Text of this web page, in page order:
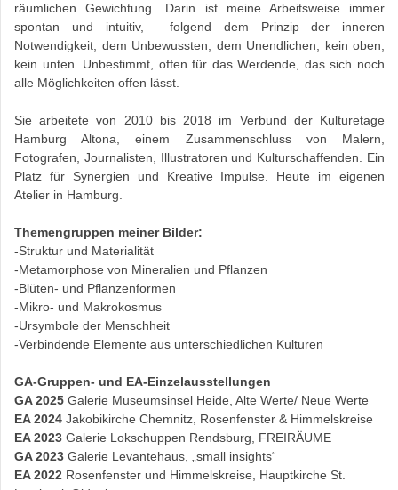
räumlichen Gewichtung.
Darin ist meine Arbeitsweise immer
spontan und intuitiv,
folgend dem Prinzip der inneren
Notwendigkeit, dem Unbewussten, dem Unendlichen, kein oben,
kein unten. Unbestimmt, offen für das Werdende, das sich noch
alle Möglichkeiten offen lässt.
Sie arbeitete von 2010 bis 2018 im Verbund der Kulturetage
Hamburg Altona, einem Zusammenschluss von Malern,
Fotografen, Journalisten, Illustratoren und Kulturschaffenden. Ein
Platz für Synergien und Kreative Impulse. Heute im eigenen
Atelier in Hamburg.
Themengruppen meiner Bilder:
-Struktur und Materialität
-Metamorphose von Mineralien und Pflanzen
-Blüten- und Pflanzenformen
-Mikro- und Makrokosmus
-Ursymbole der Menschheit
-Verbindende Elemente aus unterschiedlichen Kulturen
GA-Gruppen- und EA-Einzelausstellungen
GA 2025 Galerie Museumsinsel Heide, Alte Werte/ Neue Werte
EA 2024 Jakobikirche Chemnitz, Rosenfenster & Himmelskreise
EA 2023 Galerie Lokschuppen Rendsburg, FREIRÄUME
GA 2023 Galerie Levantehaus, „small insights“
EA 2022 Rosenfenster und Himmelskreise, Hauptkirche St.